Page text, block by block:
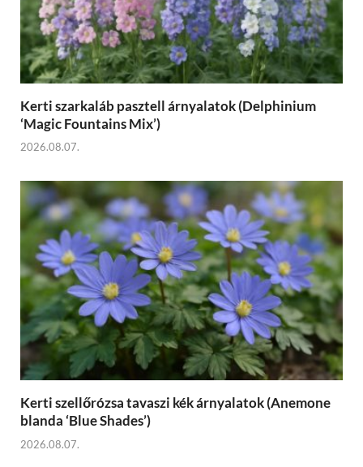
Kerti szarkaláb pasztell árnyalatok (Delphinium
‘Magic Fountains Mix’)
2026.08.07.
Kerti szellőrózsa tavaszi kék árnyalatok (Anemone
blanda ‘Blue Shades’)
2026.08.07.